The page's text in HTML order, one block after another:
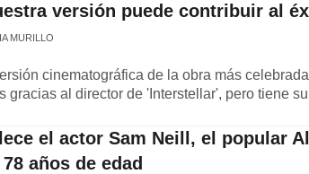
versión puede contribuir al
MURILLO
cinematográfica de la obra más
gracias al director de 'Interstellar', pero tiene
el actor Sam Neill, el popular
78 años de edad